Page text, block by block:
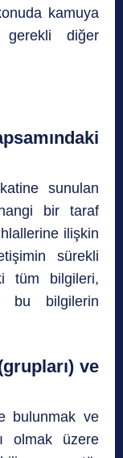
kamuya
diğer
sunulan
bir taraf
ilişkin
sürekli
tüm bilgileri,
bu bilgilerin
ve
bulunmak ve
olmak üzere